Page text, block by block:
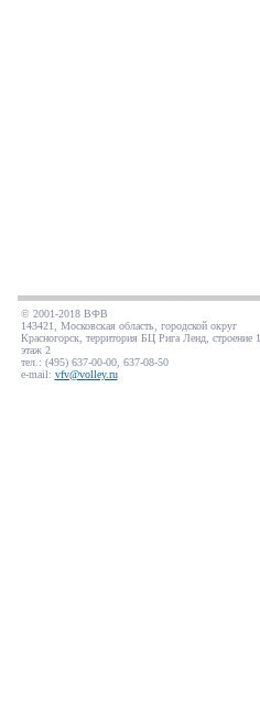
© 2001-2018 ВФВ
143421, Московская область, городской округ
Красногорск, территория БЦ Рига Ленд, строение 1,
этаж 2
тел.: (495) 637-00-00, 637-08-50
e-mail: vfv@volley.ru